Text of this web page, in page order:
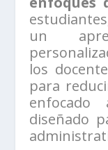
un
los
para
diseñado